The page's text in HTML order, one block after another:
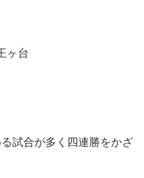
ヶ台
試合が多く四連勝をかざ